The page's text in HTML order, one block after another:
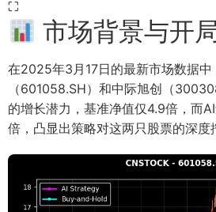
⛶
市场背景与开
在2025年3月17日的最新市场数据中
（601058.SH）和中际旭创（
的增长潜力，基准净值仅4.9倍，而
倍，凸显出策略对这两只股票的深度